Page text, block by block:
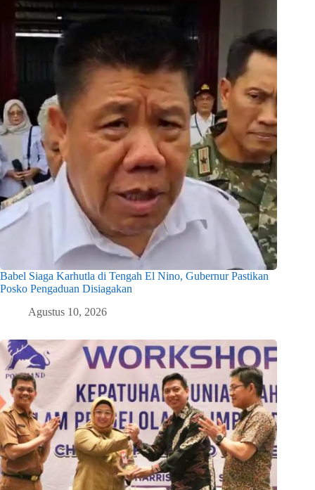
Babel Siaga Karhutla di Tengah El Nino, Gubernur Pastikan
Posko Pengaduan Disiagakan
Agustus 10, 2026